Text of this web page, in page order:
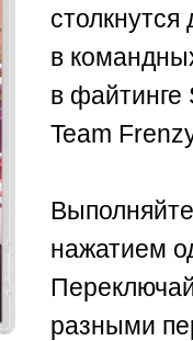
столкнутся
в
в файтинге
Team
нажатием
разными